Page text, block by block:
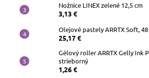
Nožnice LINEX zelené 12,5 cm
3,13 €
Olejové pastely ARRTX Soft,
25,17 €
Gélový roller ARRTX Gelly Ink
strieborný
1,26 €